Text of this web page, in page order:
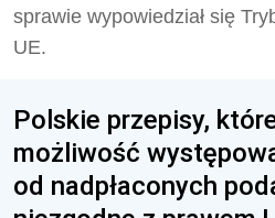
sprawie wypowiedział się
UE.
Polskie przepisy,
możliwość
od nadpłaconych